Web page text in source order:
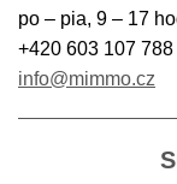
po – pia, 9 – 17
+420 603 107 788
info@mimmo.cz